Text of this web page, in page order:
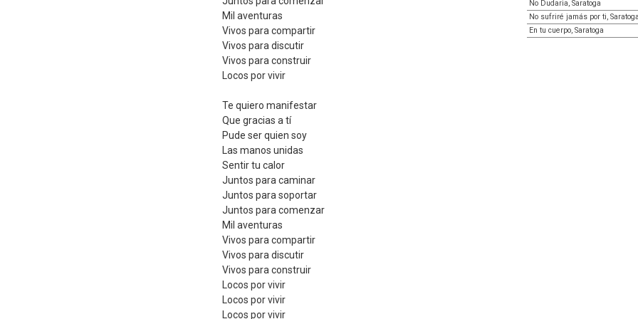
Mil aventuras
Vivos para compartir
Vivos para discutir
Vivos para construir
Locos por vivir
Te quiero manifestar
Que gracias a tí
Pude ser quien soy
Las manos unidas
Sentir tu calor
Juntos para caminar
Juntos para soportar
Juntos para comenzar
Mil aventuras
Vivos para compartir
Vivos para discutir
Vivos para construir
Locos por vivir
Locos por vivir
Locos por vivir
No Dudaria, Saratoga
No sufriré jamás por ti, Saratoga
En tu cuerpo, Saratoga